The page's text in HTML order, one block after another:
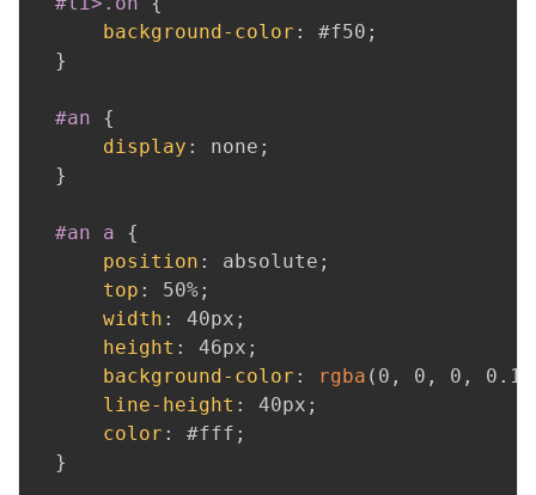
background-color : #f50 ;
}
#an
{
display : none ;
}
#an a
{
position : absolute ;
top : 50%;
width : 40px ;
height : 46px ;
background-color : rgba ( 0 , 0 , 0 ,
line-height : 40px ;
color : #fff ;
}